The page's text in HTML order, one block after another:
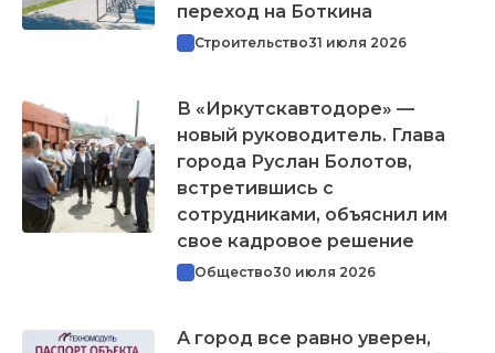
переход на Боткина
Строительство31 июля 2026
В «Иркутскавтодоре» —
новый руководитель. Глава
города Руслан Болотов,
встретившись с
сотрудниками, объяснил им
свое кадровое решение
Общество30 июля 2026
А город все равно уверен,